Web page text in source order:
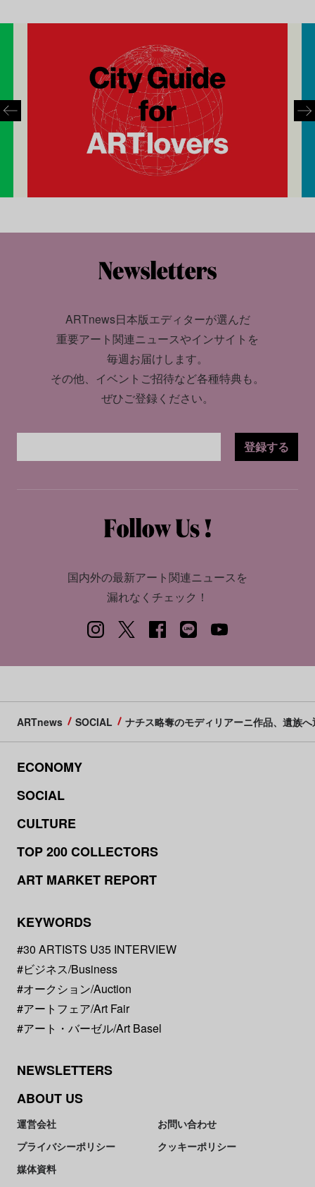
ARTnews日本版エディターが選んだ
重要アート関連ニュースやインサイトを
毎週お届けします。
その他、イベントご招待など各種特典も。
ぜひご登録ください。
登録する
国内外の最新アート関連ニュースを
漏れなくチェック！
ARTnews SOCIAL ナチス略奪のモディリアーニ作品、遺族
ECONOMY
SOCIAL
CULTURE
TOP 200 COLLECTORS
ART MARKET REPORT
KEYWORDS
#30 ARTISTS U35 INTERVIEW
#ビジネス/Business
#オークション/Auction
#アートフェア/Art Fair
#アート・バーゼル/Art Basel
NEWSLETTERS
ABOUT US
運営会社
お問い合わせ
プライバシーポリシー
クッキーポリシー
媒体資料